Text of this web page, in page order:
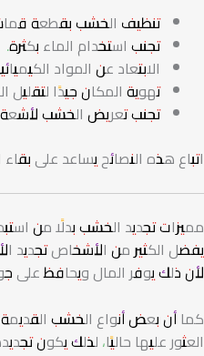
تنظيف الخشب بقطعة
تجنب استخدام الماء بكثرة.
الابتعاد عن المواد
تهوية المكان جيدًا لتقليل
تجنب تعريض الخشب
اتباع هذه النصائح يساعد على بقاء
مميزات تجديد الخشب بدلًا من
يفضل الكثير من الأشخاص تجديد
لأن ذلك يوفر المال ويحافظ على
كما أن بعض أنواع الخشب
العثور عليها حاليًا، لذلك يكون